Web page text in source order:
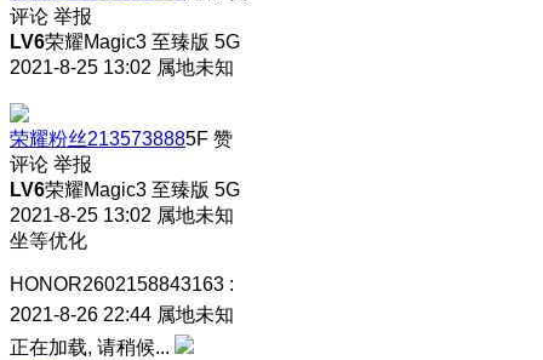
评论 举报
LV6荣耀Magic3 至臻版 5G
2021-8-25 13:02 属地未知
荣耀粉丝2135738885F 赞
评论 举报
LV6荣耀Magic3 至臻版 5G
2021-8-25 13:02 属地未知
坐等优化
HONOR2602158843163 :
2021-8-26 22:44 属地未知
正在加载, 请稍候...